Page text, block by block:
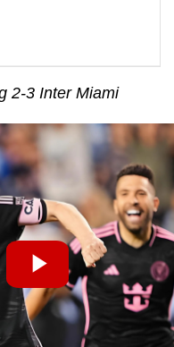
2-3 Inter Miami